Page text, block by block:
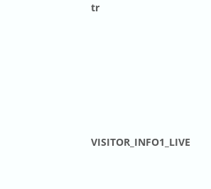
tr
VISITOR_INFO1_LIVE